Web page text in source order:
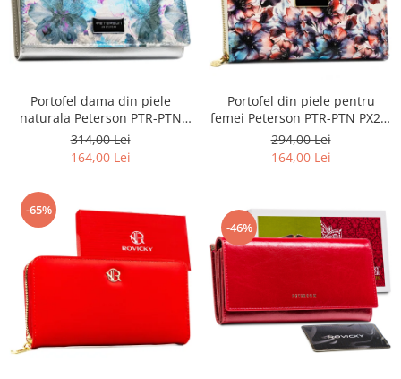
Portofel dama din piele
naturala Peterson PTR-PTN
PX27-1-NPK BLUE
314,00 Lei
164,00 Lei
Portofel din piele pentru
femei Peterson PTR-PTN PX25-
PF2 BLUE
294,00 Lei
164,00 Lei
-65%
-46%